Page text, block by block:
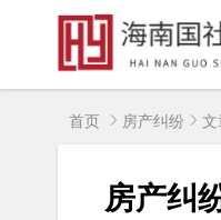
首页 房产纠纷 文
房产纠